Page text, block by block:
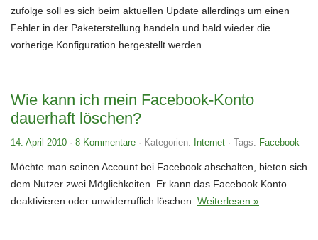
zufolge soll es sich beim aktuellen Update allerdings um einen
Fehler in der Paketerstellung handeln und bald wieder die
vorherige Konfiguration hergestellt werden.
Wie kann ich mein Facebook-Konto
dauerhaft löschen?
14. April 2010 · 8 Kommentare · Kategorien: Internet · Tags: Facebook
Möchte man seinen Account bei Facebook abschalten, bieten sich
dem Nutzer zwei Möglichkeiten. Er kann das Facebook Konto
deaktivieren oder unwiderruflich löschen. Weiterlesen »